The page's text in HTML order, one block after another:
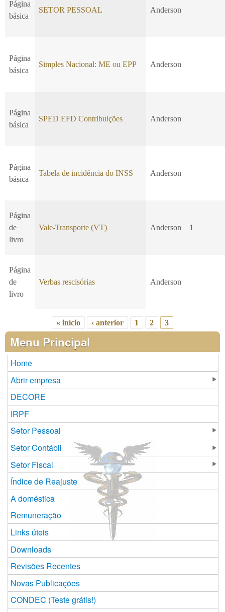
Página
básica
SETOR PESSOAL Anderson
Página
básica
Simples Nacional: ME ou EPP Anderson
Página
básica
SPED EFD Contribuições Anderson
Página
básica
Tabela de incidência do INSS Anderson
Página
de
livro
Vale-Transporte (VT) Anderson 1
Página
de
livro
Verbas rescisórias Anderson
Páginas
« início ‹ anterior 1 2 3
Menu Principal
Home
Abrir empresa
DECORE
IRPF
Setor Pessoal
Setor Contábil
Setor Fiscal
Índice de Reajuste
A doméstica
Remuneração
Links úteis
Downloads
Revisões Recentes
Novas Publicações
CONDEC (Teste grátis!)